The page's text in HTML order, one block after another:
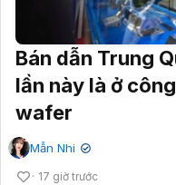
Bán dẫn Trung
lần này là ở
wafer
Mẫn Nhi ✔
17 giờ trước